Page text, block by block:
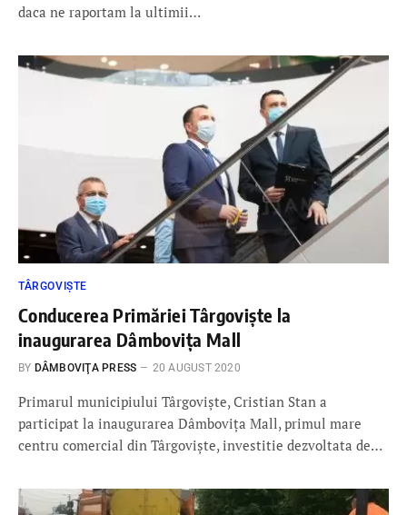
daca ne raportam la ultimii…
TÂRGOVIȘTE
Conducerea Primăriei Târgoviște la
inaugurarea Dâmbovița Mall
BY DÂMBOVIŢA PRESS 20 AUGUST 2020
Primarul municipiului Târgoviște, Cristian Stan a
participat la inaugurarea Dâmbovița Mall, primul mare
centru comercial din Târgoviște, investitie dezvoltata de…